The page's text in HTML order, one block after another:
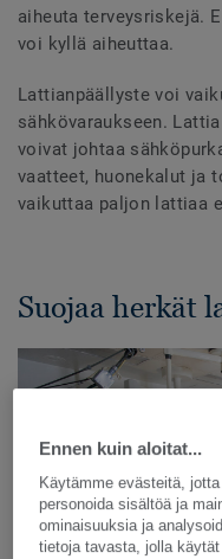
aiheuta terveysriskejä.
voi kyllä aiheuttaa.
Lattianpäällyste voi
sähkövaraukseen.
voivat johtaa
vaatteet, huonekalut ja
vaikuttaa paljon lattiaa
Suojaa herkät
Ennen kuin aloitat...
Käytämme evästeitä,
personoida sisältöä ja
ominaisuuksia ja
tietoja tavasta, jolla